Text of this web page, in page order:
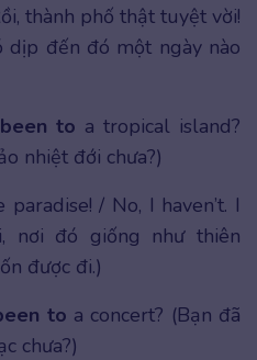
thành phố thật tuyệt vời!
dịp đến đó một ngày nào
to a tropical island?
nhiệt đới chưa?)
/ No, I haven’t. I
nơi đó giống như thiên
được đi.)
to a concert? (Bạn đã
chưa?)